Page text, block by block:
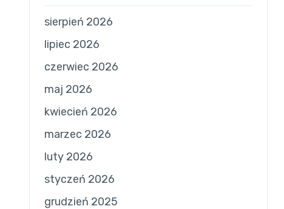
sierpień 2026
lipiec 2026
czerwiec 2026
maj 2026
kwiecień 2026
marzec 2026
luty 2026
styczeń 2026
grudzień 2025